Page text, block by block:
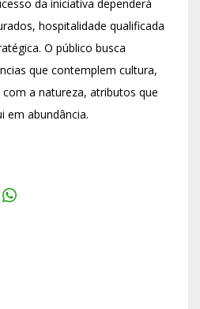
da iniciativa dependerá
hospitalidade qualificada
O público busca
que contemplem cultura,
a natureza, atributos que
em abundância.